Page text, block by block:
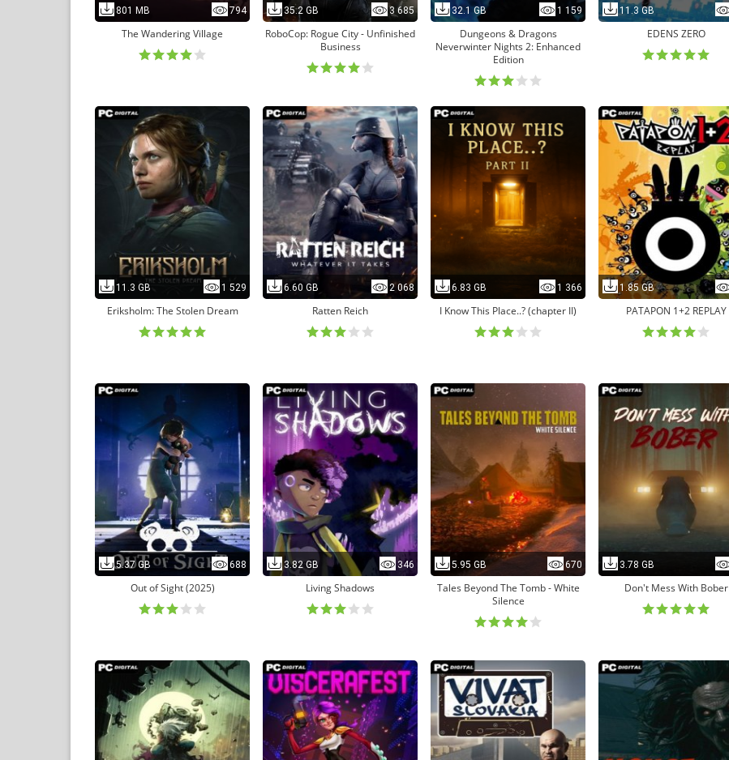
801 MB 794
The Wandering Village
35.2 GB 3 685
RoboCop: Rogue City - Unfinished
Business
32.1 GB 1 159
Dungeons & Dragons
Neverwinter Nights 2: Enhanced
Edition
11.3 GB
EDENS ZERO
11.3 GB 1 529
Eriksholm: The Stolen Dream
6.60 GB 2 068
Ratten Reich
6.83 GB 1 366
I Know This Place..? (chapter II)
1.85 GB
PATAPON 1+2 REPLAY
5.37 GB 688
Out of Sight (2025)
3.82 GB 346
Living Shadows
5.95 GB 670
Tales Beyond The Tomb - White
Silence
3.78 GB
Don't Mess With Bober